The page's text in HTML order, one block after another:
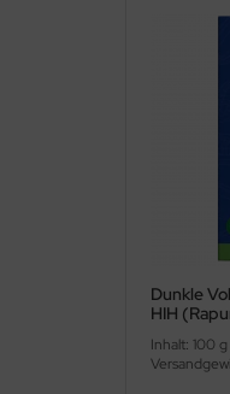
Dunkle
HIH
Inhalt: 100 g